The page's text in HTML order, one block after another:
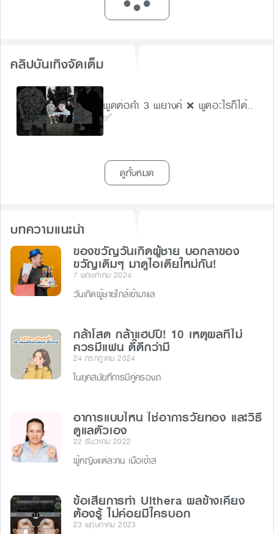
คลิปบันเทิงจัดเต็ม
พูดต่อคำ 3 พยางค์ ❌ พูดอะไรก็ได้..
✅
ดูทั้งหมด
บทความแนะนำ
ของขวัญวันเกิดผู้ชาย บอกลาของ
ขวัญเดิมๆ มาดูไอเดียใหม่กัน!
7 พฤษภาคม 2024
วันเกิดผู้ชายใกล้เข้ามาแล
กล้าโสด กล้าแฮปปี้! 10 เหตุผลที่ไม่
ควรมีแฟน ดี๊ดีกว่ามี
24 กรกฎาคม 2024
ในยุคสมัยที่การมีคู่ครองถ
อาการแบบไหน ใช่อาการวัยทอง และวิธี
ดูแลตัวเอง
22 ธันวาคม 2022
ผู้หญิงแต่ละคน เมื่อเข้าส
ข้อเสียการทำ Ulthera ผลข้างเคียง
ต้องรู้ ไม่ค่อยมีใครบอก
23 พฤษภาคม 2023